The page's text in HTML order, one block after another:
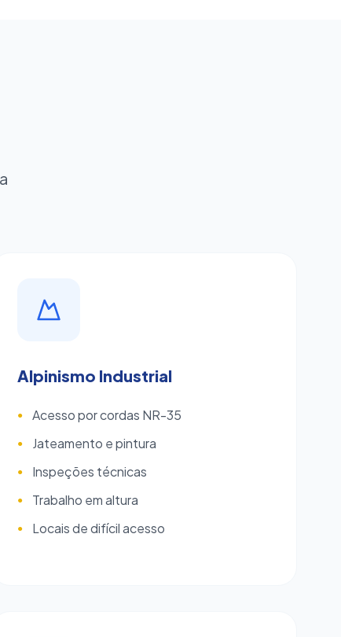
Alpinismo Industrial
● Acesso por cordas NR-35
● Jateamento e pintura
● Inspeções técnicas
● Trabalho em altura
● Locais de difícil acesso